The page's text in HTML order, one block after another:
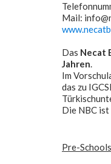
Mail:
Das Necat
Jahren.
Im
das zu
Die NBC
Pre-